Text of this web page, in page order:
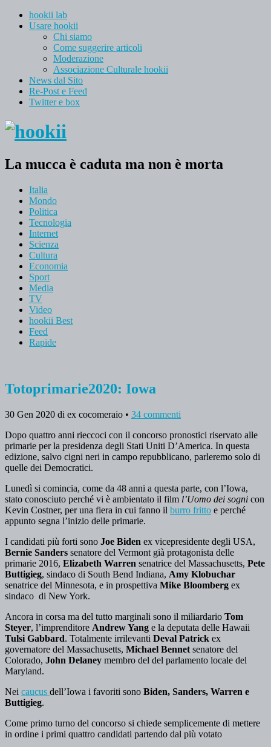
hookii lab
Usare hookii
Chi siamo
Come suggerire articoli
Moderazione
Associazione Culturale hookii
News dal Sito
Re-Post e Feed
Twitter e box
La mucca è caduta ma non è morta
Italia
Mondo
Politica
Tecnologia
Internet
Scienza
Cultura
Economia
Sport
Media
TV
Video
hookii Best
Feed
Rapide
Totoprimarie2020: Iowa
30 Gen 2020 di ex cocomeraio • 34 commenti
Dopo quattro anni rieccoci con il concorso pronostici riservato alle
primarie per la presidenza degli Stati Uniti D’America. In questa
edizione, salvo cigni neri in campo repubblicano, parleremo solo di
quelle dei Democratici.
Lunedì si comincia, come da 48 anni a questa parte, con l’Iowa,
stato conosciuto perché vi è ambientato il film l’Uomo dei sogni con
Kevin Costner, per una fiera in cui fanno il burro fritto e perché
appunto segna l’inizio delle primarie.
I candidati più forti sono Joe Biden ex vicepresidente degli USA,
Bernie Sanders senatore del Vermont già protagonista delle
primarie 2016, Elizabeth Warren senatrice del Massachusetts, Pete
Buttigieg, sindaco di South Bend Indiana, Amy Klobuchar
senatrice del Minnesota, e in prospettiva Mike Bloomberg ex
sindaco di New York.
Ancora in corsa ma del tutto marginali sono il miliardario Tom
Steyer, l’imprenditore Andrew Yang e la deputata delle Hawaii
Tulsi Gabbard. Totalmente irrilevanti Deval Patrick ex
governatore del Massachusetts, Michael Bennet senatore del
Colorado, John Delaney membro del del parlamento locale del
Maryland.
Nei caucus dell’Iowa i favoriti sono Biden, Sanders, Warren e
Buttigieg.
Come primo turno del concorso si chiede semplicemente di mettere
in ordine i primi quattro candidati partendo dal più votato